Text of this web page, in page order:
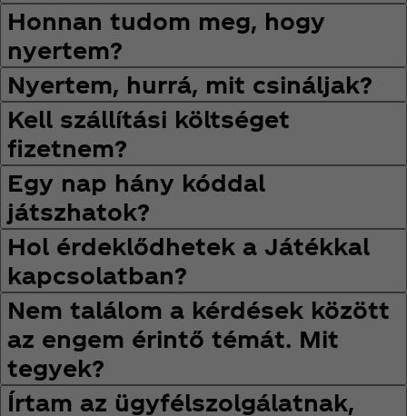
Honnan tudom meg, hogy
nyertem?
Nyertem, hurrá, mit csináljak?
Kell szállítási költséget
fizetnem?
Egy nap hány kóddal
játszhatok?
Hol érdeklődhetek a Játékkal
kapcsolatban?
Nem találom a kérdések között
az engem érintő témát. Mit
tegyek?
Írtam az ügyfélszolgálatnak,